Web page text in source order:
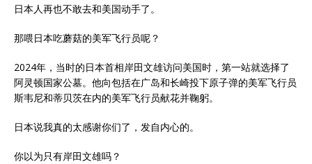
日本人再也不敢去和美国动手了。
那喂日本吃蘑菇的美军飞行员呢？
2024年，当时的日本首相岸田文雄访问美国时，第一站就选择了
阿灵顿国家公墓。他向包括在广岛和长崎投下原子弹的美军飞行员
斯韦尼和蒂贝茨在内的美军飞行员献花并鞠躬。
日本说我真的太感谢你们了，发自内心的。
你以为只有岸田文雄吗？